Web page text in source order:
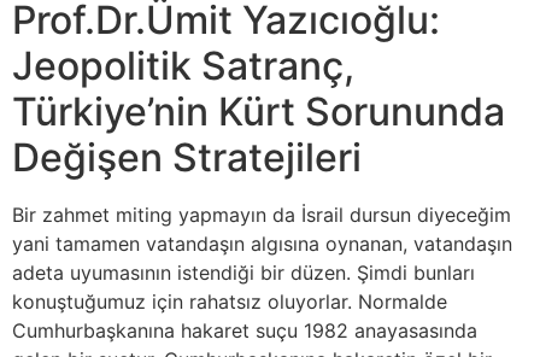
Prof.Dr.Ümit Yazıcıoğlu:
Jeopolitik Satranç,
Türkiye’nin Kürt Sorununda
Değişen Stratejileri
Bir zahmet miting yapmayın da İsrail dursun diyeceğim
yani tamamen vatandaşın algısına oynanan, vatandaşın
adeta uyumasının istendiği bir düzen. Şimdi bunları
konuştuğumuz için rahatsız oluyorlar. Normalde
Cumhurbaşkanına hakaret suçu 1982 anayasasında